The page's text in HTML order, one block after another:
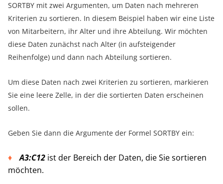
SORTBY mit zwei Argumenten, um Daten nach mehreren
Kriterien zu sortieren. In diesem Beispiel haben wir eine Liste
von Mitarbeitern, ihr Alter und ihre Abteilung. Wir möchten
diese Daten zunächst nach Alter (in aufsteigender
Reihenfolge) und dann nach Abteilung sortieren.
Um diese Daten nach zwei Kriterien zu sortieren, markieren
Sie eine leere Zelle, in der die sortierten Daten erscheinen
sollen.
Geben Sie dann die Argumente der Formel SORTBY ein:
A3:C12 ist der Bereich der Daten, die Sie sortieren
möchten.